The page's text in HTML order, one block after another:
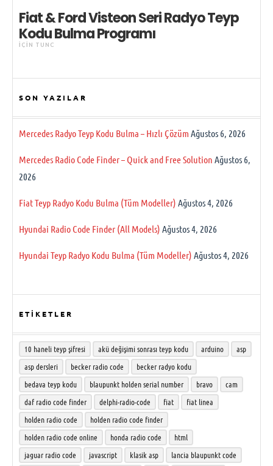
Fiat & Ford Visteon Seri Radyo Teyp
Kodu Bulma Programı
IÇIN TUNC
SON YAZILAR
Mercedes Radyo Teyp Kodu Bulma – Hızlı Çözüm Ağustos 6, 2026
Mercedes Radio Code Finder – Quick and Free Solution Ağustos 6,
2026
Fiat Teyp Radyo Kodu Bulma (Tüm Modeller) Ağustos 4, 2026
Hyundai Radio Code Finder (All Models) Ağustos 4, 2026
Hyundai Teyp Radyo Kodu Bulma (Tüm Modeller) Ağustos 4, 2026
ETİKETLER
10 haneli teyp şifresi akü değişimi sonrası teyp kodu arduino
asp
asp dersleri
becker radio code
becker radyo kodu
bedava teyp kodu
blaupunkt holden serial number bravo
cam
daf radio code finder
delphi-radio-code fiat
fiat linea
holden radio code
holden radio code finder
holden radio code online
honda radio code
html
jaguar radio code
javascript klasik asp
lancia blaupunkt code